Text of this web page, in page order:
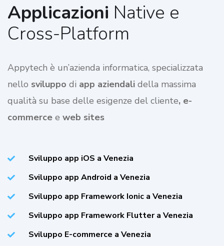
Applicazioni Native e
Cross-Platform
Appytech è un’azienda informatica, specializzata
nello sviluppo di app aziendali della massima
qualità su base delle esigenze del cliente, e-
commerce e web sites
Sviluppo app iOS a Venezia
Sviluppo app Android a Venezia
Sviluppo app Framework Ionic a Venezia
Sviluppo app Framework Flutter a Venezia
Sviluppo E-commerce a Venezia